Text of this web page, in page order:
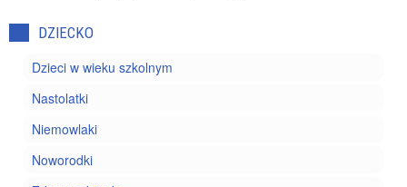
DZIECKO
Dzieci w wieku szkolnym
Nastolatki
Niemowlaki
Noworodki